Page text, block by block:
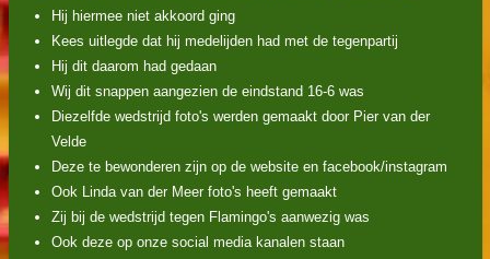
Hij hiermee niet akkoord ging
Kees uitlegde dat hij medelijden had met de tegenpartij
Hij dit daarom had gedaan
Wij dit snappen aangezien de eindstand 16-6 was
Diezelfde wedstrijd foto's werden gemaakt door Pier van der
Velde
Deze te bewonderen zijn op de website en facebook/instagram
Ook Linda van der Meer foto's heeft gemaakt
Zij bij de wedstrijd tegen Flamingo's aanwezig was
Ook deze op onze social media kanalen staan